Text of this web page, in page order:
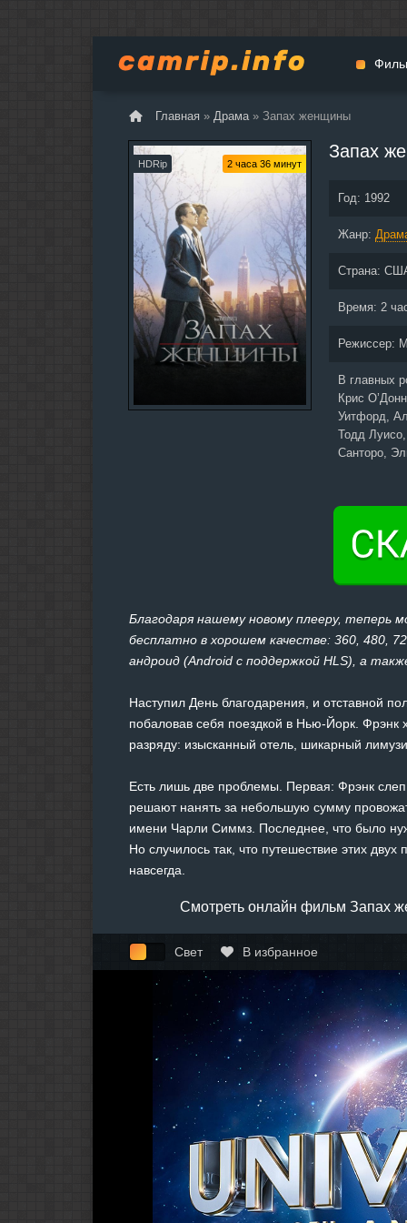
Главная » Драма » Запах женщины
HDRip 2 часа 36 минут
Запах
Год: 1992
Жанр:
Страна:
Время: 2
Режиссер:
В главных
Крис
Уитфорд,
Тодд
Санторо,
Благодаря нашему новому плееру,
бесплатно в хорошем качестве: 360, 480,
андроид (Android с поддержкой HLS), а
Наступил День благодарения, и отставной
побаловав себя поездкой в Нью-Йорк. Фрэнк
разряду: изысканный отель, шикарный
Есть лишь две проблемы. Первая: Фрэнк
решают нанять за небольшую сумму
имени Чарли Симмз. Последнее, что было
Но случилось так, что путешествие этих
навсегда.
Смотреть онлайн фильм Запах
Свет В избранное
Драма